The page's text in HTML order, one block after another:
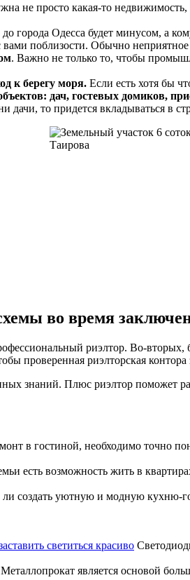
не просто какая-то
города Одесса будет минусом, а
поблизости. Обычно
. Важно не только то, чтобы
к берегу моря. Если есть хотя бы
дач, гостевых домиков,
то придется вкладываться в
во время
риэлтор. Во-
проверенная риэлторская
знаний. Плюс риэлтор поможет
в гостиной, необходимо точно
есть возможность жить в
создать уютную и модную кухню-
светиться красиво
Металлопрокат является основой